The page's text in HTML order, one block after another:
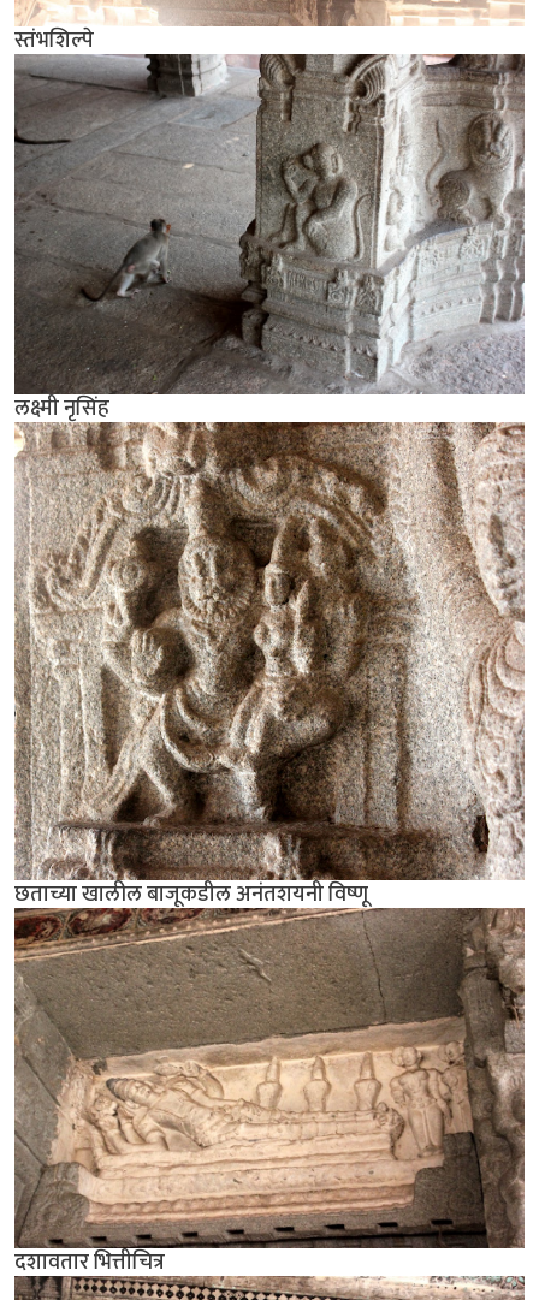
स्तंभशिल्पे
लक्ष्मी नृसिंह
छताच्या खालील बाजूकडील अनंतशयनी विष्णू
दशावतार भित्तीचित्र